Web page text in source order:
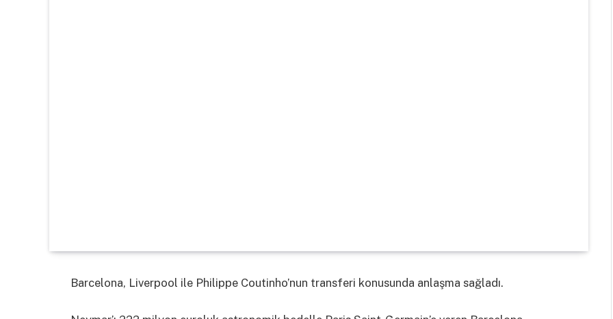
Barcelona, Liverpool ile Philippe Coutinho’nun transferi konusunda anlaşma sağladı.